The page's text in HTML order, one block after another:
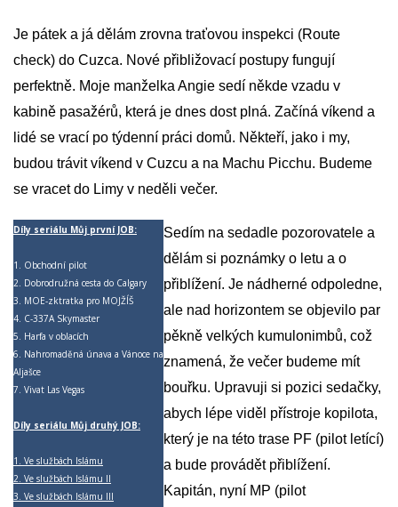
Je pátek a já dělám zrovna traťovou inspekci (Route
check) do Cuzca. Nové přibližovací postupy fungují
perfektně. Moje manželka Angie sedí někde vzadu v
kabině pasažérů, která je dnes dost plná. Začíná víkend a
lidé se vrací po týdenní práci domů. Někteří, jako i my,
budou trávit víkend v Cuzcu a na Machu Picchu. Budeme
se vracet do Limy v neděli večer.
Díly seriálu Můj první JOB:
1. Obchodní pilot
2. Dobrodružná cesta do Calgary
3. MOE-zktratka pro MOJŽÍŠ
4. C-337A Skymaster
5. Harfa v oblacích
6. Nahromaděná únava a Vánoce na
Aljašce
7. Vivat Las Vegas
Díly seriálu Můj druhý JOB:
1. Ve službách Islámu
2. Ve službách Islámu II
3. Ve službách Islámu III
Sedím na sedadle pozorovatele a
dělám si poznámky o letu a o
přiblížení. Je nádherné odpoledne,
ale nad horizontem se objevilo par
pěkně velkých kumulonimbů, což
znamená, že večer budeme mít
bouřku. Upravuji si pozici sedačky,
abych lépe viděl přístroje kopilota,
který je na této trase PF (pilot letící)
a bude provádět přiblížení.
Kapitán, nyní MP (pilot